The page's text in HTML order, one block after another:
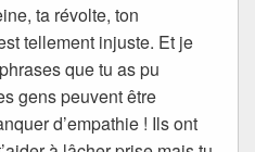
ta révolte, ton
tellement injuste. Et je
que tu as pu
gens peuvent être
d’empathie ! Ils ont